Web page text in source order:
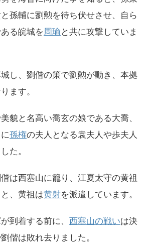
孫輔に劉勲を待ち伏せさせ、自ら
る皖城を周瑜 と共に攻撃していま
し、劉偕の策で劉勲が動き、本拠
ます。
貌と名高い喬玄の娘である大喬、
孫権の夫人となる袁夫人や歩夫人
た。
は西塞山に籠り、江夏太守の黄祖
、黄祖は黄射を派遣しています。
到着する前に、 西塞山の戦いは決
偕は敗れ去りました。